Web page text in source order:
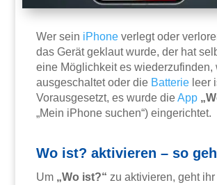
Wer sein iPhone verlegt oder
das Gerät geklaut wurde, der hat
eine Möglichkeit es wiederzufinden,
ausgeschaltet oder die Batterie leer
Vorausgesetzt, es wurde dieApp
„Mein iPhone suchen“) eingerichtet.
Wo ist? aktivieren – so
Um „Wo ist?“ zu aktivieren, geht